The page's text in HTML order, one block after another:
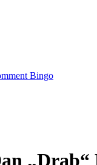
Bingo
„Drab“